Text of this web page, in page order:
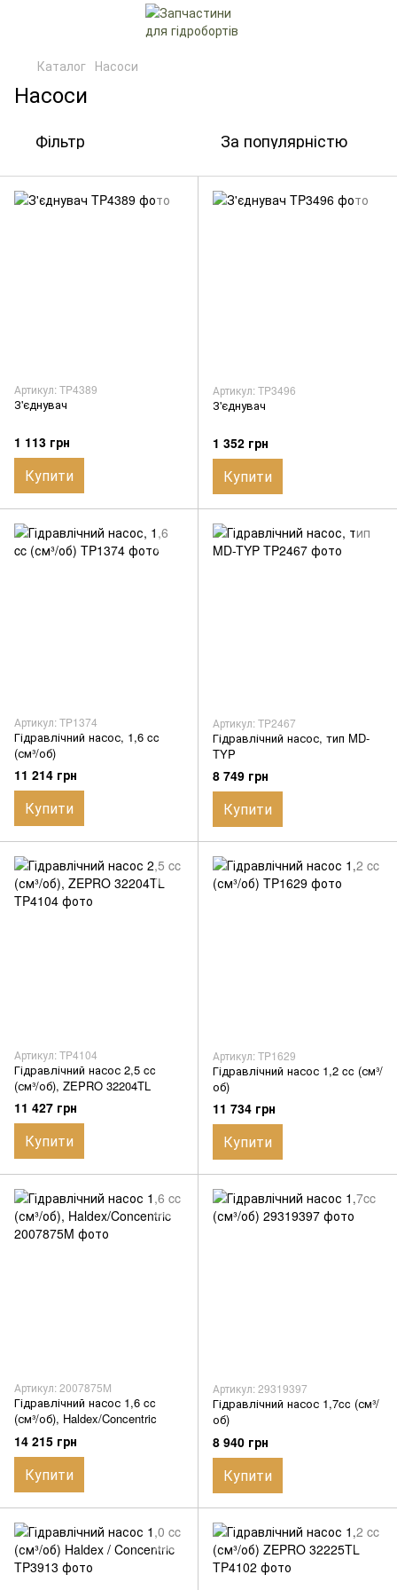
Каталог Насоси
Насоси
Фільтр За популярністю
Артикул: TP4389
З'єднувач
1 113 грн
Купити
Артикул: TP3496
З'єднувач
1 352 грн
Купити
Артикул: TP1374
Гідравлічний насос, 1,6 cc
(см³/об)
11 214 грн
Купити
Артикул: TP2467
Гідравлічний насос, тип MD-
TYP
8 749 грн
Купити
Артикул: TP4104
Гідравлічний насос 2,5 cc
(см³/об), ZEPRO 32204TL
11 427 грн
Купити
Артикул: TP1629
Гідравлічний насос 1,2 cc (см³/
об)
11 734 грн
Купити
Артикул: 2007875M
Гідравлічний насос 1,6 cc
(см³/об), Haldex/Concentric
14 215 грн
Купити
Артикул: 29319397
Гідравлічний насос 1,7cc (см³/
об)
8 940 грн
Купити